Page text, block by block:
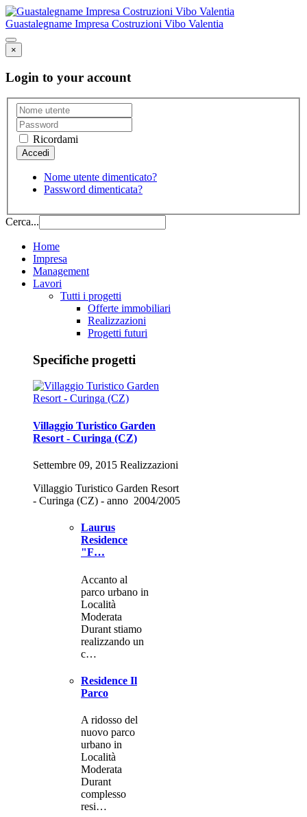
Guastalegname Impresa Costruzioni Vibo Valentia
×
Login to your account
Ricordami
Nome utente dimenticato?
Password dimenticata?
Cerca...
Home
Impresa
Management
Lavori
Tutti i progetti
Offerte immobiliari
Realizzazioni
Progetti futuri
Specifiche progetti
Villaggio Turistico Garden
Resort - Curinga (CZ)
Settembre 09, 2015 Realizzazioni
Villaggio Turistico Garden Resort
- Curinga (CZ) - anno 2004/2005
Laurus
Residence
"F…
Accanto al
parco urbano in
Località
Moderata
Durant stiamo
realizzando un
c…
Residence Il
Parco
A ridosso del
nuovo parco
urbano in
Località
Moderata
Durant
complesso
resi…